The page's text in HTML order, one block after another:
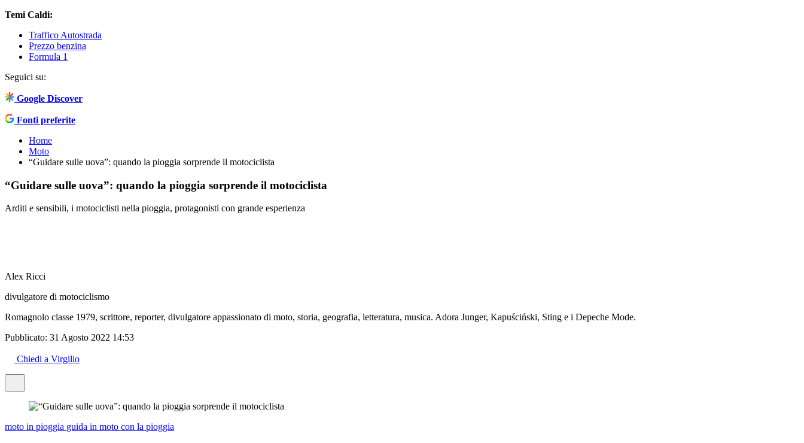
Temi Caldi:
Traffico Autostrada
Prezzo benzina
Formula 1
Seguici su:
Google Discover
Fonti preferite
Home
Moto
“Guidare sulle uova”: quando la pioggia sorprende il motociclista
“Guidare sulle uova”: quando la pioggia sorprende il motociclista
Arditi e sensibili, i motociclisti nella pioggia, protagonisti con grande esperienza
Alex Ricci
divulgatore di motociclismo
Romagnolo classe 1979, scrittore, reporter, divulgatore appassionato di moto, storia, geografia, letteratura, musica. Adora Junger, Kapuściński, Sting e i Depeche Mode.
Pubblicato: 31 Agosto 2022 14:53
Chiedi a Virgilio
moto in pioggia guida in moto con la pioggia